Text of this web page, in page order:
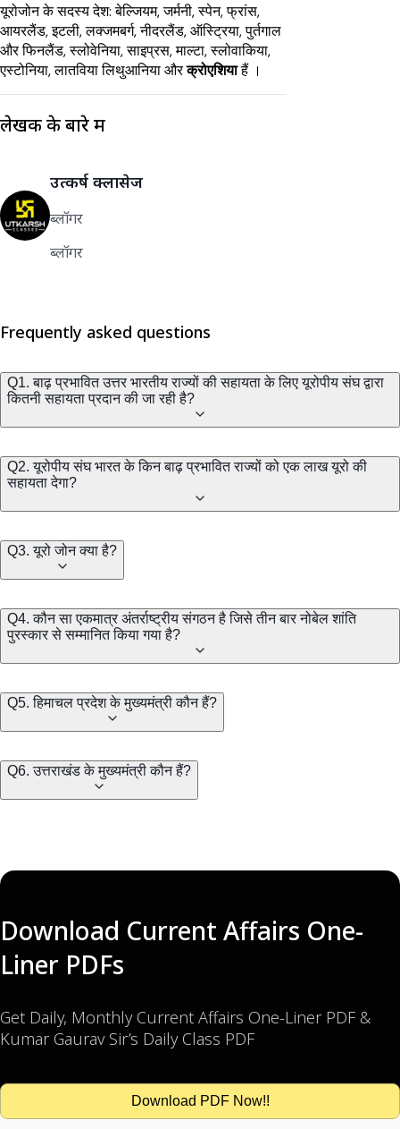
यूरोजोन के सदस्य देश: बेल्जियम, जर्मनी, स्पेन, फ्रांस,
आयरलैंड, इटली, लक्जमबर्ग, नीदरलैंड, ऑस्ट्रिया, पुर्तगाल
और फिनलैंड, स्लोवेनिया, साइप्रस, माल्टा, स्लोवाकिया,
एस्टोनिया, लातविया लिथुआनिया औरक्रोएशियाहैं ।
लेखक के बारे में
उत्कर्ष क्लासेज
ब्लॉगर
ब्लॉगर
Frequently asked questions
Q1. बाढ़ प्रभावित उत्तर भारतीय राज्यों की सहायता के लिए यूरोपीय संघ द्वारा
कितनी सहायता प्रदान की जा रही है?
Q2. यूरोपीय संघ भारत के किन बाढ़ प्रभावित राज्यों को एक लाख यूरो की
सहायता देगा?
Q3. यूरो जोन क्या है?
Q4. कौन सा एकमात्र अंतर्राष्ट्रीय संगठन है जिसे तीन बार नोबेल शांति
पुरस्कार से सम्मानित किया गया है?
Q5. हिमाचल प्रदेश के मुख्यमंत्री कौन हैं?
Q6. उत्तराखंड के मुख्यमंत्री कौन हैं?
Download Current Affairs One-
Liner PDFs
Get Daily, Monthly Current Affairs One-Liner PDF &
Kumar Gaurav Sir’s Daily Class PDF
Download PDF Now!!